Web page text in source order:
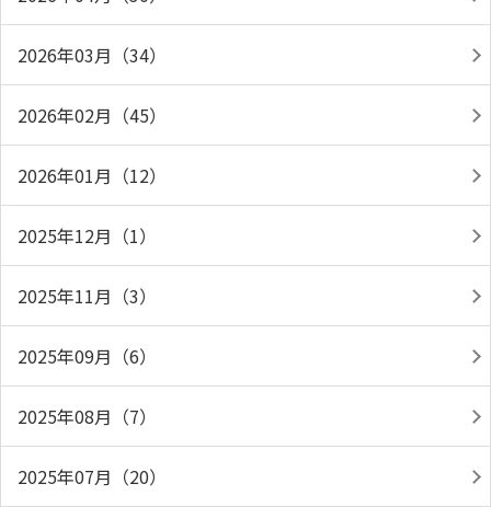
2026年03月（34）
2026年02月（45）
2026年01月（12）
2025年12月（1）
2025年11月（3）
2025年09月（6）
2025年08月（7）
2025年07月（20）